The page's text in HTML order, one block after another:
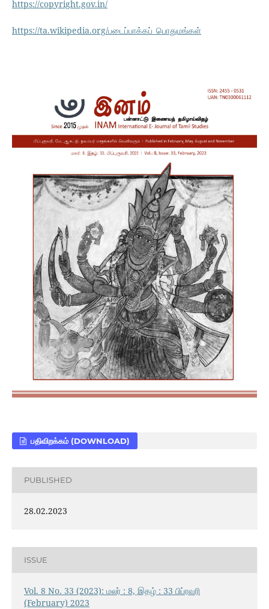
https://copyright.gov.in/
https://ta.wikipedia.org/படைப்பாக்கப்_பொதுமங்கள்
பதிவிறக்கம் (DOWNLOAD)
PUBLISHED
28.02.2023
ISSUE
Vol. 8 No. 33 (2023): மலர் : 8, இதழ் : 33 பிப்ரவரி
(February) 2023